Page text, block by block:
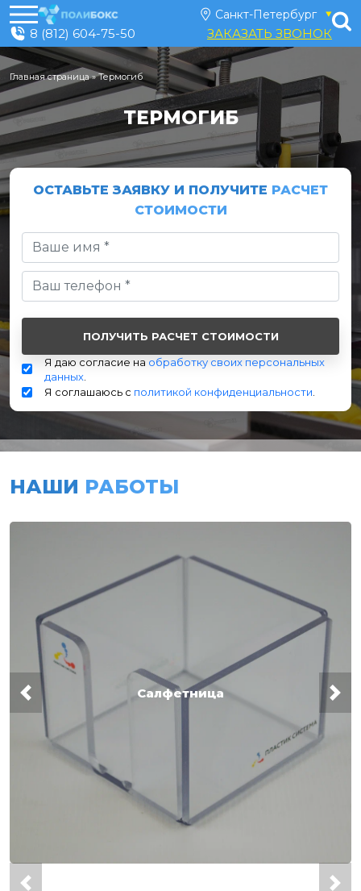
8 (812) 604-75-50 ЗАКАЗАТЬ ЗВОНОК
Главная страница»Термогиб
ТЕРМОГИБ
ОСТАВЬТЕ ЗАЯВКУ И ПОЛУЧИТЕ РАСЧЕТ
СТОИМОСТИ
Я даю согласие на обработку своих персональных
данных
Я соглашаюсь с политикой конфиденциальности
НАШИ РАБОТЫ
Салфетница